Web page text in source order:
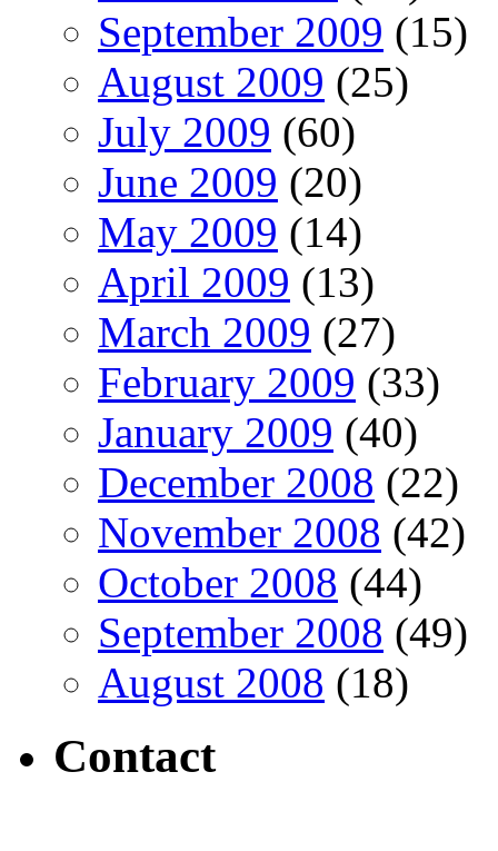
September 2009 (15)
August 2009 (25)
July 2009 (60)
June 2009 (20)
May 2009 (14)
April 2009 (13)
March 2009 (27)
February 2009 (33)
January 2009 (40)
December 2008 (22)
November 2008 (42)
October 2008 (44)
September 2008 (49)
August 2008 (18)
Contact